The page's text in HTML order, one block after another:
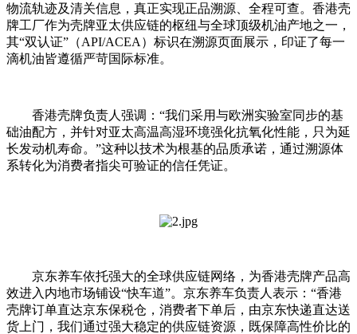
物流轨迹及清关信息，真正实现正品溯源、全程可查。香港壳
牌工厂作为壳牌亚太供应链的枢纽与全球顶级机油产地之一，
其“双认证”（API/ACEA）标识在溯源页面展示，印证了每一
滴机油皆遵循严苛国际标准。
香港壳牌负责人强调：“我们采用与欧洲实验室同步的基
础油配方，并针对亚太高温高湿环境强化抗氧化性能，只为延
长发动机寿命。”这种以技术为根基的品质承诺，通过溯源体
系转化为消费者指尖可验证的信任凭证。
京东养车依托强大的全球供应链网络，为香港壳牌产品高
效进入内地市场铺设“快车道”。京东养车负责人表示：“香港
壳牌订单直达京东保税仓，消费者下单后，由京东快递直达送
货上门，我们通过强大稳定的供应链资源，既保障高性价比的